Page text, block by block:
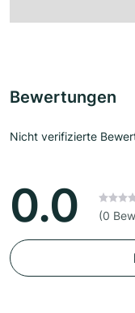
Bewertungen
Nicht verifizierte
0.0 (0